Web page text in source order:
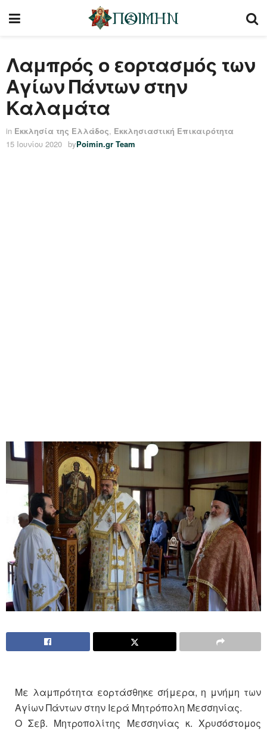
Λαμπρός ο εορτασμός των
Αγίων Πάντων στην
Καλαμάτα
in Εκκλησία της Ελλάδος, Εκκλησιαστική Επικαιρότητα
15 Ιουνίου 2020 byPoimin.gr Team
Με λαμπρότητα εορτάσθηκε σήμερα, η μνήμη των
Αγίων Πάντων στην Ιερά Μητρόπολη Μεσσηνίας.
Ο Σεβ. Μητροπολίτης Μεσσηνίας κ. Χρυσόστομος